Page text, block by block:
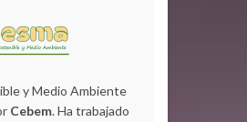
y Medio Ambiente
Cebem. Ha trabajado